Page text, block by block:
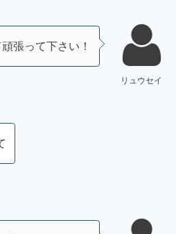
リュウセイ
張って下さい！